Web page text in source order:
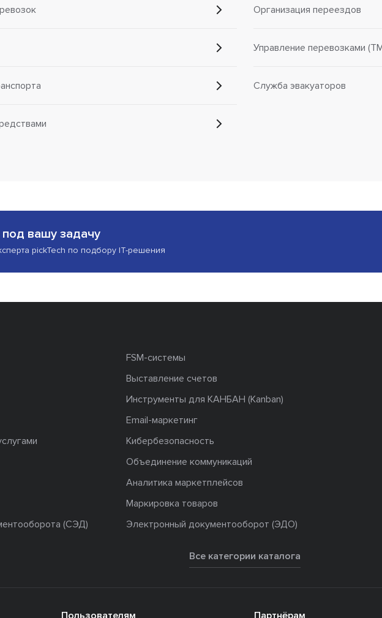
Организация переездов
Управление перевозками
Cлужба эвакуаторов
вашу задачу
pickTech по подбору IT-решения
FSM-системы
Выставление счетов
Инструменты для КАНБАН (Kanban)
Email-маркетинг
Кибербезопасность
Объединение коммуникаций
Аналитика маркетплейсов
Маркировка товаров
(СЭД)
Электронный документооборот (ЭДО)
Все категории каталога